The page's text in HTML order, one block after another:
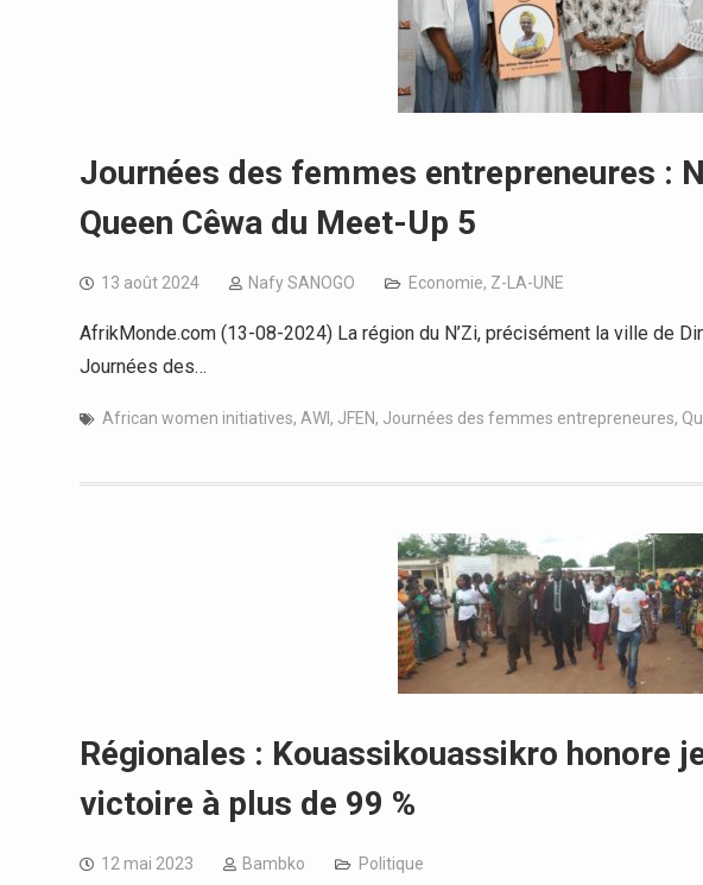
Journées des femmes entrepreneures :
Queen Cêwa du Meet-Up 5
13 août 2024 Nafy SANOGO Economie, Z-LA-UNE
AfrikMonde.com (13-08-2024) La région du N’Zi, précisément la ville de
Journées des…
African women initiatives, AWI , JFEN, Journées des femmes entrepreneures,
Régionales : Kouassikouassikro honore
victoire à plus de 99 %
12 mai 2023 Bambko Politique